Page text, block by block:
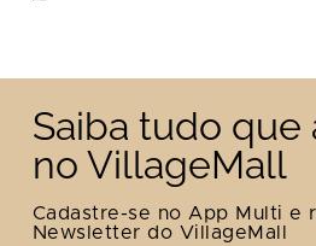
Saiba tudo
no VillageMall
Cadastre-se no App Multi e
Newsletter do VillageMall